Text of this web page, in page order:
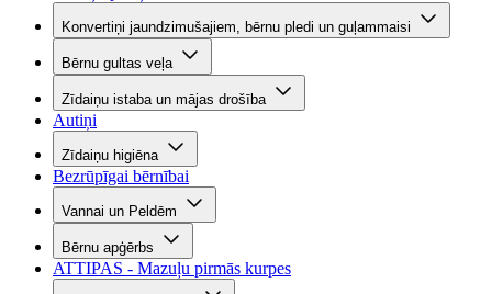
Konvertiņi jaundzimušajiem, bērnu pledi un guļammaisi
Bērnu gultas veļa
Zīdaiņu istaba un mājas drošība
Autiņi
Zīdaiņu higiēna
Bezrūpīgai bērnībai
Vannai un Peldēm
Bērnu apģērbs
ATTIPAS - Mazuļu pirmās kurpes